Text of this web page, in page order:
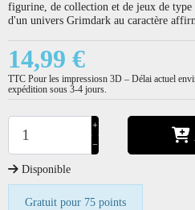
figurine, de collection et de jeux de type
d'un univers Grimdark au caractère
14,99 €
TTC Pour les impressiosn 3D – Délai actuel
expédition sous 3-4 jours.
+
−
Disponible
Gratuit pour 75 points